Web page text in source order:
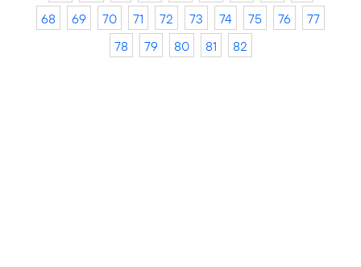
68
69 70 71 72 73 74 75 76
77
78
79 80 81 82